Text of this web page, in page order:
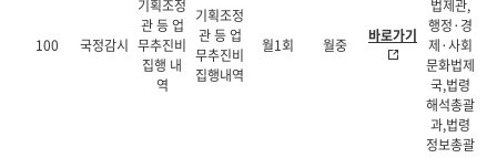
100 국정감시
기획조정
관 등 업
무추진비
집행 내
역
기획조정
관 등 업
무추진비
집행내역
월1회 월중 바로가기
법제관,
행정·경
제·사회
문화법제
국,법령
해석총괄
과,법령
정보총괄